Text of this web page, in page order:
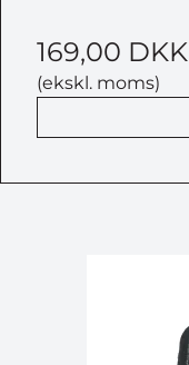
169,00 DKK
(ekskl. moms)